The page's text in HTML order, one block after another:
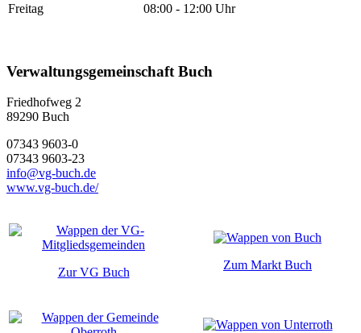
Freitag 08:00 - 12:00 Uhr
Verwaltungsgemeinschaft Buch
Friedhofweg 2
89290 Buch
07343 9603-0
07343 9603-23
info@vg-buch.de
www.vg-buch.de/
Zur VG Buch
Zum Markt Buch